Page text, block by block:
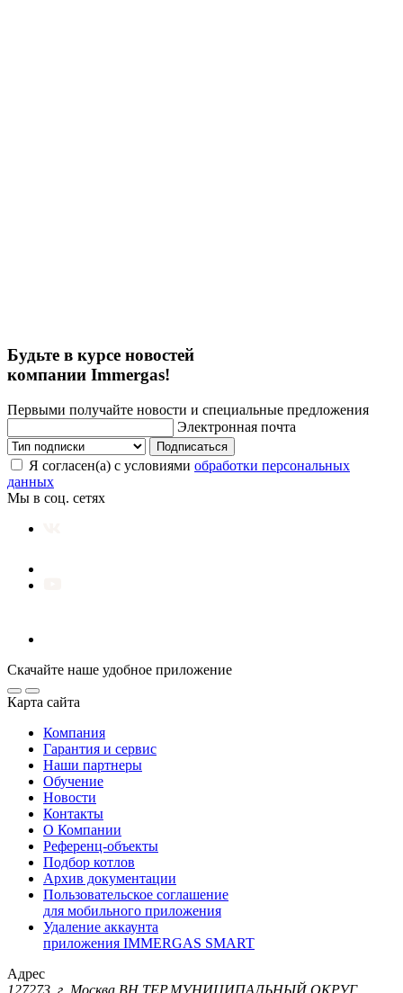
Будьте в курсе новостей
компании Immergas!
Первыми получайте новости и специальные предложения
Электронная почта
Подписаться
Я согласен(а) с условиями обработки персональных
данных
Мы в соц. сетях
Скачайте наше удобное приложение
Карта сайта
Компания
Гарантия и сервис
Наши партнеры
Обучение
Новости
Контакты
О Компании
Референц-объекты
Подбор котлов
Архив документации
Пользовательское соглашение
для мобильного приложения
Удаление аккаунта
приложения IMMERGAS SMART
Адрес
127273, г. Москва ВН.ТЕР.МУНИЦИПАЛЬНЫЙ ОКРУГ